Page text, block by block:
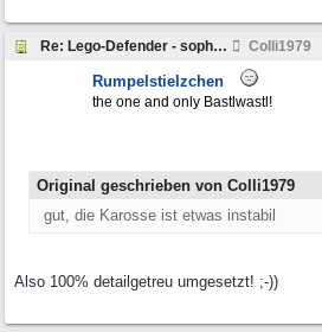
Re: Lego-Defender - sophisticated! Colli1979
Rumpelstielzchen
the one and only Bastlwastl!
Original geschrieben von Colli1979
gut, die Karosse ist etwas instabil
Also 100% detailgetreu umgesetzt! ;-))